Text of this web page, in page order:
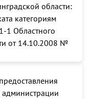
области:
категориям
1 Областного
от 14.10.2008 №